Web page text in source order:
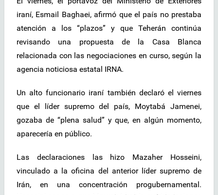
iraní, Esmail Baghaei, afirmó que el país no prestaba
atención a los “plazos” y que Teherán continúa
revisando una propuesta de la Casa Blanca
relacionada con las negociaciones en curso, según la
agencia noticiosa estatal IRNA.
Un alto funcionario iraní también declaró el viernes
que el líder supremo del país, Moytabá Jamenei,
gozaba de “plena salud” y que, en algún momento,
aparecería en público.
Las declaraciones las hizo Mazaher Hosseini,
vinculado a la oficina del anterior líder supremo de
Irán, en una concentración progubernamental.